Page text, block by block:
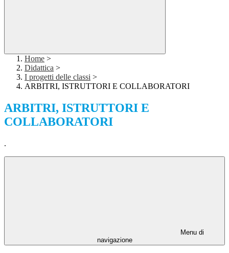
Home >
Didattica >
I progetti delle classi >
ARBITRI, ISTRUTTORI E COLLABORATORI
ARBITRI, ISTRUTTORI E
COLLABORATORI
.
Menu di
navigazione